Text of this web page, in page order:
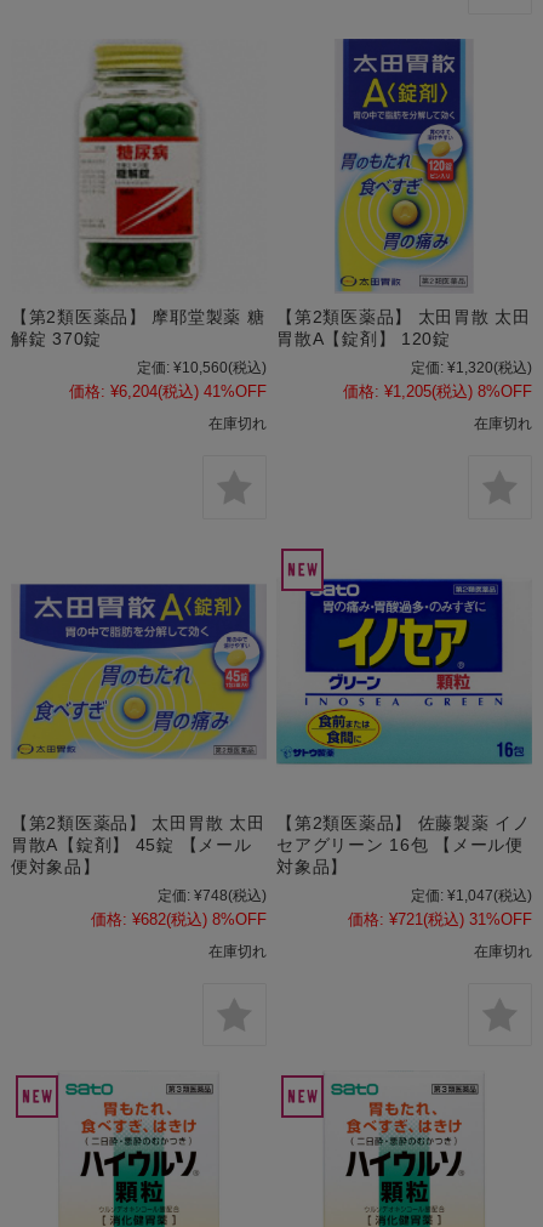
【第2類医薬品】 摩耶堂製薬 糖
解錠 370錠
定価: ¥10,560(税込)
価格: ¥6,204(税込) 41%OFF
在庫切れ
【第2類医薬品】 太田胃散 太田
胃散A【錠剤】 120錠
定価: ¥1,320(税込)
価格: ¥1,205(税込) 8%OFF
在庫切れ
【第2類医薬品】 太田胃散 太田
胃散A【錠剤】 45錠 【メール
便対象品】
定価: ¥748(税込)
価格: ¥682(税込) 8%OFF
在庫切れ
【第2類医薬品】 佐藤製薬 イノ
セアグリーン 16包 【メール便
対象品】
定価: ¥1,047(税込)
価格: ¥721 (税込) 31%OFF
在庫切れ